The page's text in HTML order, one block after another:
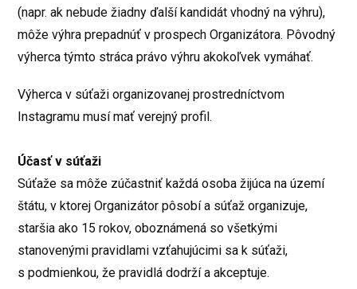
(napr. ak nebude žiadny ďalší kandidát vhodný na výhru),
môže výhra prepadnúť v prospech Organizátora. Pôvodný
výherca týmto stráca právo výhru akokoľvek vymáhať.
Výherca v súťaži organizovanej prostredníctvom
Instagramu musí mať verejný profil.
Účasť v súťaži
Súťaže sa môže zúčastniť každá osoba žijúca na území
štátu, v ktorej Organizátor pôsobí a súťaž organizuje,
staršia ako 15 rokov, oboznámená so všetkými
stanovenými pravidlami vzťahujúcimi sa k súťaži,
s podmienkou, že pravidlá dodrží a akceptuje.